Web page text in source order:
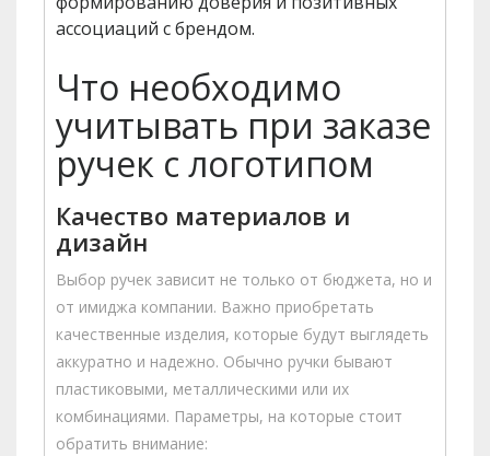
ассоциаций с брендом.
Что необходимо
учитывать при заказе
ручек с логотипом
Качество материалов и
дизайн
Выбор ручек зависит не только от бюджета, но и
от имиджа компании. Важно приобретать
качественные изделия, которые будут выглядеть
аккуратно и надежно. Обычно ручки бывают
пластиковыми, металлическими или их
комбинациями. Параметры, на которые стоит
обратить внимание: